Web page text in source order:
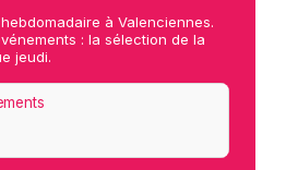
à Valenciennes.
: la sélection de la
jeudi.